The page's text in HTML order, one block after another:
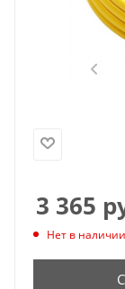
3 365
Нет в наличии